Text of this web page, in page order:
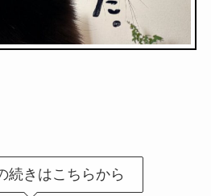
続きはこちらから